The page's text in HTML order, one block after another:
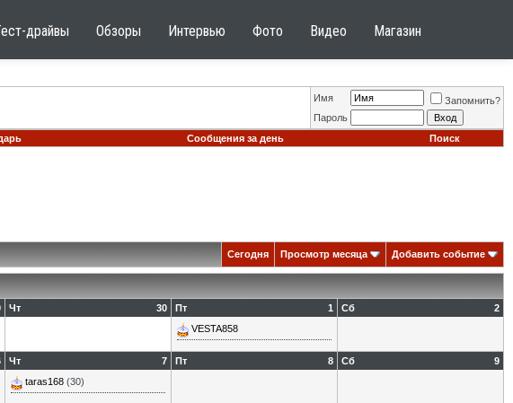
драйвы Обзоры Интервью Фото Видео Магазин
Имя
Запомнить?
Пароль
Сообщения за день Поиск
Сегодня Просмотр месяца Добавить событие
30
Чт 1
Пт
VESTA858
2
Сб
7
Чт
taras168 (30)
8
Пт 9
Сб